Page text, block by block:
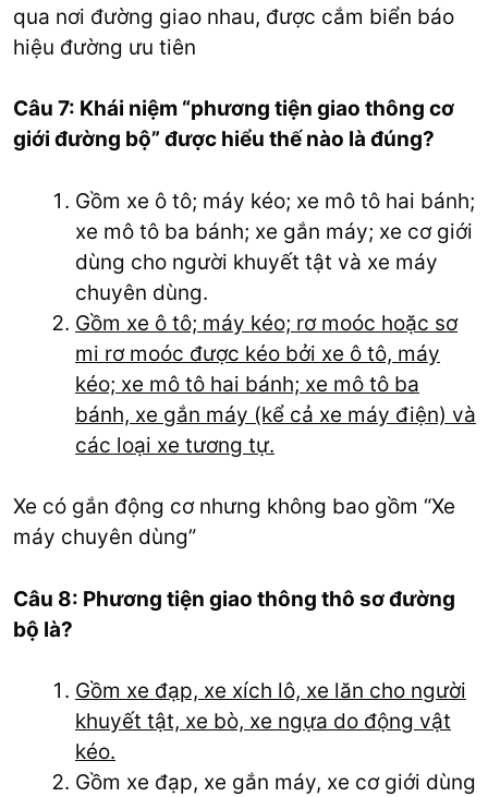
qua nơi đường giao nhau, được cắm biển báo
hiệu đường ưu tiên
Câu 7: Khái niệm “phương tiện giao thông cơ
giới đường bộ” được hiểu thế nào là đúng?
Gồm xe ô tô; máy kéo; xe mô tô hai bánh;
xe mô tô ba bánh; xe gắn máy; xe cơ giới
dùng cho người khuyết tật và xe máy
chuyên dùng.
Gồm xe ô tô; máy kéo; rơ moóc hoặc sơ
mi rơ moóc được kéo bởi xe ô tô, máy
kéo; xe mô tô hai bánh; xe mô tô ba
bánh, xe gắn máy (kể cả xe máy điện) và
các loại xe tương tự.
Xe có gắn động cơ nhưng không bao gồm “Xe
máy chuyên dùng”
Câu 8: Phương tiện giao thông thô sơ đường
bộ là?
Gồm xe đạp, xe xích lô, xe lăn cho người
khuyết tật, xe bò, xe ngựa do động vật
kéo.
Gồm xe đạp, xe gắn máy, xe cơ giới dùng